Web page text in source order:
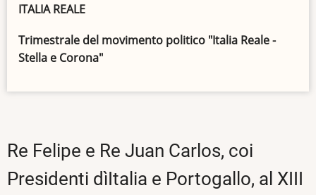
ITALIA REALE
Trimestrale del movimento politico "Italia Reale -
Stella e Corona"
Re Felipe e Re Juan Carlos, coi
Presidenti dìItalia e Portogallo, al XIII